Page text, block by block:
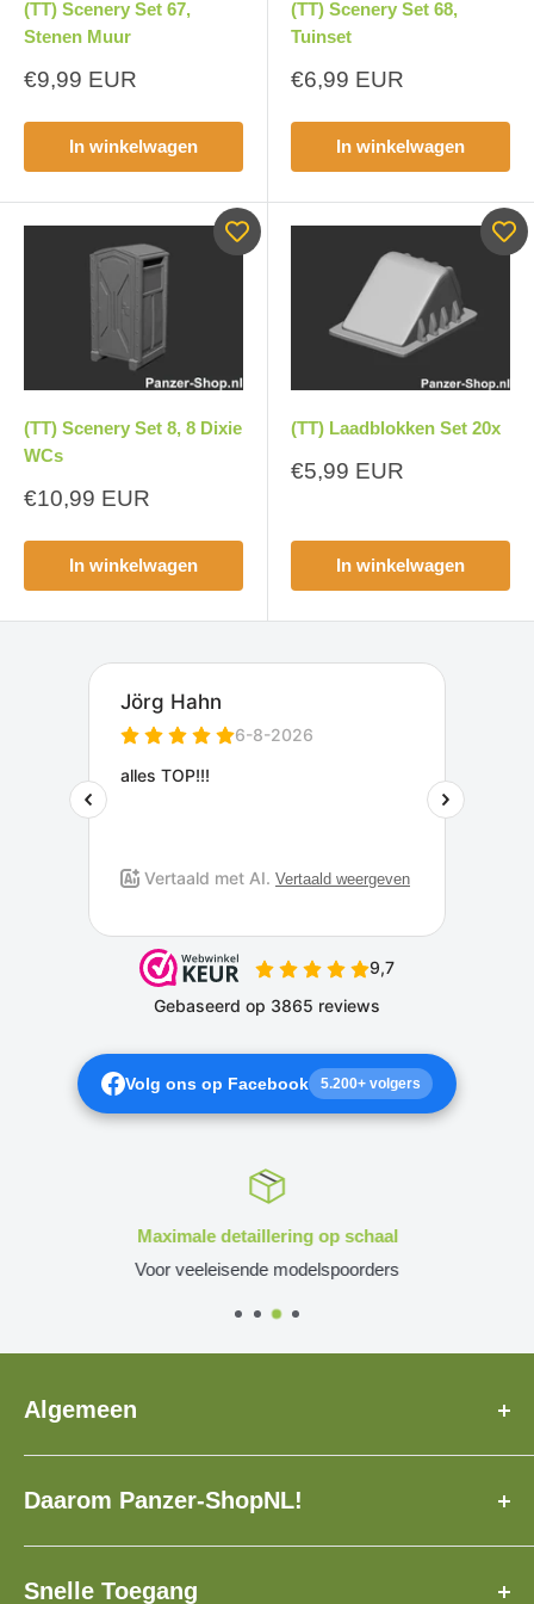
(TT) Scenery Set 67,
Stenen Muur
Aanbiedingsprijs
€9,99 EUR
In winkelwagen
(TT) Scenery Set 68,
Tuinset
Aanbiedingsprijs
€6,99 EUR
In winkelwagen
(TT) Scenery Set 8, 8 Dixie
WCs
Aanbiedingsprijs
€10,99 EUR
In winkelwagen
(TT) Laadblokken Set 20x
Aanbiedingsprijs
€5,99 EUR
In winkelwagen
Volg ons op Facebook 5.200+ volgers
Maximale detaillering op schaal
Voor veeleisende modelspoorders
Algemeen
Veelgestelde Vragen
Daarom Panzer-ShopNL!
✓ Verzekerde verzending met track & trace!
Snelle Toegang